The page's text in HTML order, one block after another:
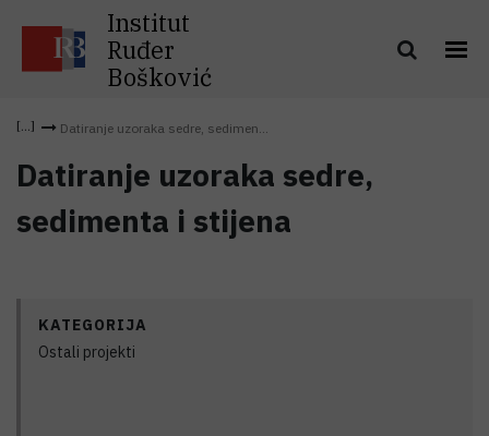
Institut
Ruđer
Bošković
Datiranje uzoraka sedre, sedimen...
Datiranje uzoraka sedre,
sedimenta i stijena
KATEGORIJA
Ostali projekti